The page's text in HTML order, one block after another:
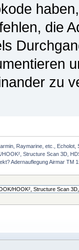
die
zu
Raymarine, etc.,
Structure Scan 3D,
Adernauflegung Airmar TM